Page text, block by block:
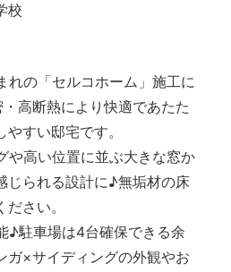
校
の「セルコホーム」施工に
高断熱により快適であたた
すい邸宅です。
高い位置に並ぶ大きな窓か
じられる設計に♪無垢材の床
さい。
♪駐車場は4台確保できる余
ガ×サイディングの外観やお